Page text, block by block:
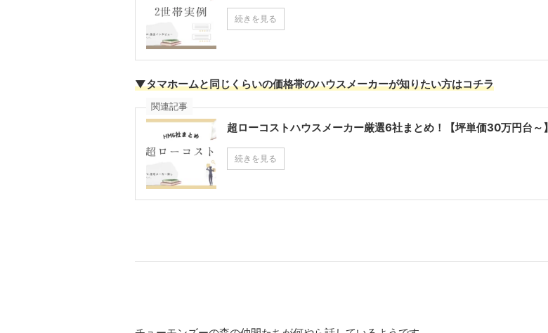
続きを見る
▼タマホームと同じくらいの価格帯のハウスメーカーが知りたい方はコチラ
関連記事
超ローコストハウスメーカー厳選6社まとめ！【坪単価30万円台～】
続きを見る